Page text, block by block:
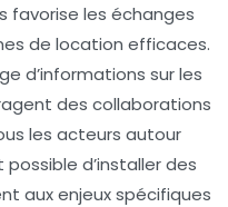
favorise les échanges
de location efficaces.
d’informations sur les
des collaborations
les acteurs autour
d’installer des
aux enjeux spécifiques